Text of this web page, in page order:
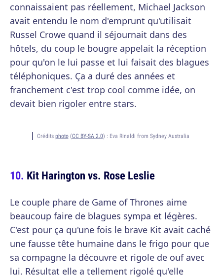
connaissaient pas réellement, Michael Jackson
avait entendu le nom d'emprunt qu'utilisait
Russel Crowe quand il séjournait dans des
hôtels, du coup le bougre appelait la réception
pour qu'on le lui passe et lui faisait des blagues
téléphoniques. Ça a duré des années et
franchement c'est trop cool comme idée, on
devait bien rigoler entre stars.
Crédits photo(CC BY-SA 2.0) : Eva Rinaldi from Sydney Australia
Kit Harington vs. Rose Leslie
Le couple phare de Game of Thrones aime
beaucoup faire de blagues sympa et légères.
C'est pour ça qu'une fois le brave Kit avait caché
une fausse tête humaine dans le frigo pour que
sa compagne la découvre et rigole de ouf avec
lui. Résultat elle a tellement rigolé qu'elle